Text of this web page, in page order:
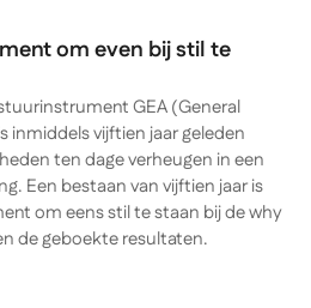
om even bij stil te
GEA (General
inmiddels vijftien jaar geleden
ten dage verheugen in een
Een bestaan van vijftien jaar is
om eens stil te staan bij dewhy
de geboekte resultaten.